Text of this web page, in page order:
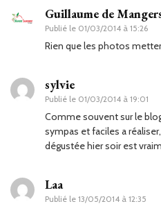
Guillaume de
Publié le 01/03/2014 à 15:26
Rien que les photos
sylvie
Publié le 01/03/2014 à 19:01
Comme souvent sur le
sympas et faciles a
dégustée hier soir est
Laa
Publié le 13/05/2014 à 12:35